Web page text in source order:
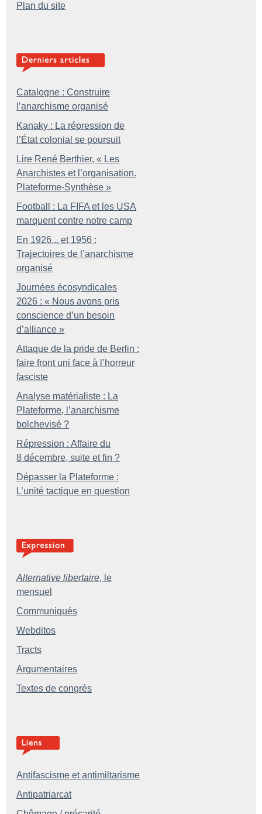
Plan du site
Catalogne : Construire
l’anarchisme organisé
Kanaky : La répression de
l’État colonial se poursuit
Lire René Berthier, « Les
Anarchistes et l’organisation.
Plateforme-Synthèse »
Football : La FIFA et les USA
marquent contre notre camp
En 1926... et 1956 :
Trajectoires de l’anarchisme
organisé
Journées écosyndicales
2026 : « Nous avons pris
conscience d’un besoin
d’alliance »
Attaque de la pride de Berlin :
faire front uni face à l’horreur
fasciste
Analyse matérialiste : La
Plateforme, l’anarchisme
bolchevisé ?
Répression : Affaire du
8 décembre, suite et fin ?
Dépasser la Plateforme :
L’unité tactique en question
Alternative libertaire, le
mensuel
Communiqués
Webditos
Tracts
Argumentaires
Textes de congrès
Antifascisme et antimiltarisme
Antipatriarcat